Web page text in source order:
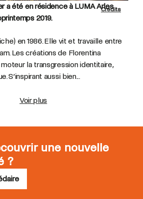
Crédits
a été en résidence à LUMA Arles
2019.
en 1986.Elle vit et travaille entre
Les créations de Florentina
la transgression identitaire,
S’inspirant aussi bien...
Voir plus
une nouvelle
?